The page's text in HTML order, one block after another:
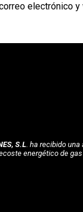
electrónico
S.L. ha recibido una
energético de